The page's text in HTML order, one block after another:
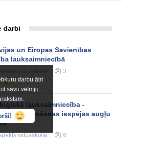
darbi
darbu ātri
savu vēlmju
un Eiropas Savienības
lauksaimniecībā
3
lauksaimniecība -
apkarošanas iespējas augļu
vidusskolai 6